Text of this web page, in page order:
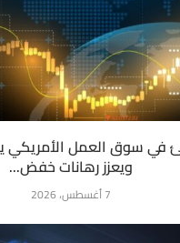
سوق العمل الأمريكي
ويعزز رهانات خفض...
7 أغسطس، 2026